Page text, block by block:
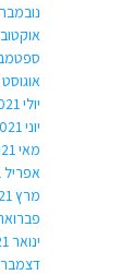
נובמבר 2021
אוקטובר
ספטמבר
אוגוסט 2021
יולי 2021
יוני 2021
מאי 2021
אפריל 2021
מרץ 2021
פברואר
ינואר 2021
דצמבר 2020